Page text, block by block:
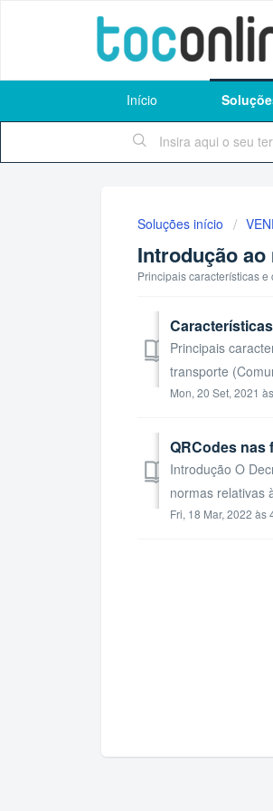
Início
Soluções início
Introdução ao
Principais características e
Principais
transporte
Mon, 20 Set, 2021
QRCodes nas
Introdução O
normas relativas
Fri, 18 Mar, 2022 às